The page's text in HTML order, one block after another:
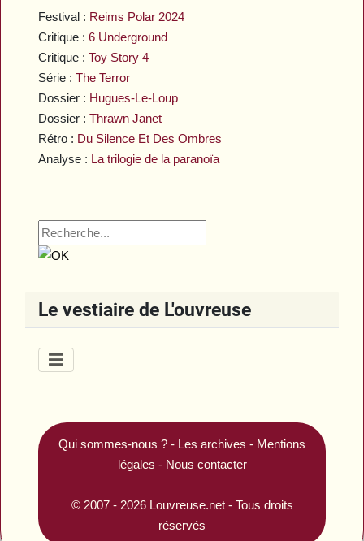
Festival : Reims Polar 2024
Critique :6 Underground
Critique :Toy Story 4
Série :The Terror
Dossier : Hugues-Le-Loup
Dossier :Thrawn Janet
Rétro : Du Silence Et Des Ombres
Analyse : La trilogie de la paranoïa
Le vestiaire de L'ouvreuse
Qui sommes-nous ? - Les archives - Mentions
légales - Nous contacter
© 2007 - 2026 Louvreuse.net- Tous droits
réservés